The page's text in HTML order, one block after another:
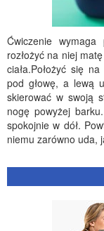
Ćwiczenie
rozłożyć na niej
ciała.Położyć się
pod głowę, a lewą
skierować w swoją
nogę powyżej
spokojnie w dół.
niemu zarówno uda,